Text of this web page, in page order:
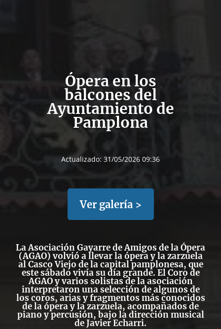
Ópera en los
balcones del
Ayuntamiento de
Pamplona
Actualizado: 31/05/2026 09:36
Ver galería >
La Asociación Gayarre de Amigos de la Ópera
(AGAO) volvió a llevar la ópera y la zarzuela
al Casco Viejo de la capital pamplonesa, que
este sábado vivía su día grande. El Coro de
AGAO y varios solistas de la asociación
interpretaron una selección de algunos de
los coros, arias y fragmentos más conocidos
de la ópera y la zarzuela, acompañados de
piano y percusión, bajo la dirección musical
de Javier Echarri.